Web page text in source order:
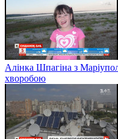
Алінка Шпагіна з
хворобою